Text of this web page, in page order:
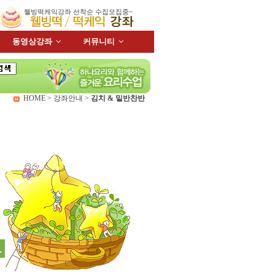
웰빙떡케익강좌 선착순 수집모집중~
동영상강좌 커뮤니티
HOME > 강좌안내 > 김치 & 밑반찬반